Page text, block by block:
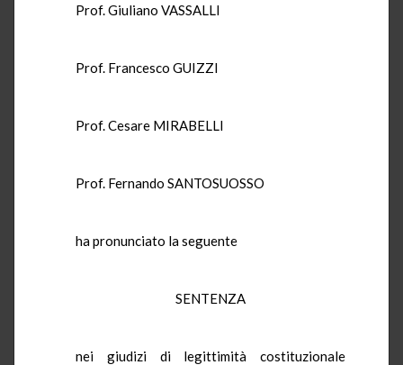
Prof. Giuliano VASSALLI
Prof. Francesco GUIZZI
Prof. Cesare MIRABELLI
Prof. Fernando SANTOSUOSSO
ha pronunciato la seguente
SENTENZA
nei giudizi di legittimità costituzionale